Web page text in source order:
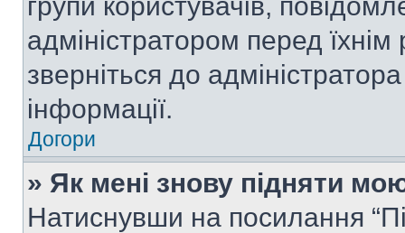
адміністратором перед
зверніться до
інформації.
Догори
» Як мені знову підняти
Натиснувши на посилання